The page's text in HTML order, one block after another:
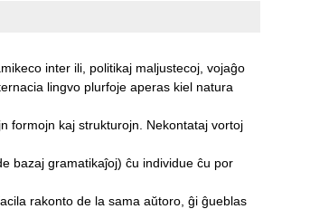
inter ili, politikaj maljustecoj, vojaĝo
lingvo plurfoje aperas kiel natura
formojn kaj strukturojn. Nekontataj vortoj
bazaj gramatikaĵoj) ĉu individue ĉu por
rakonto de la sama aŭtoro, ĝi ĝueblas